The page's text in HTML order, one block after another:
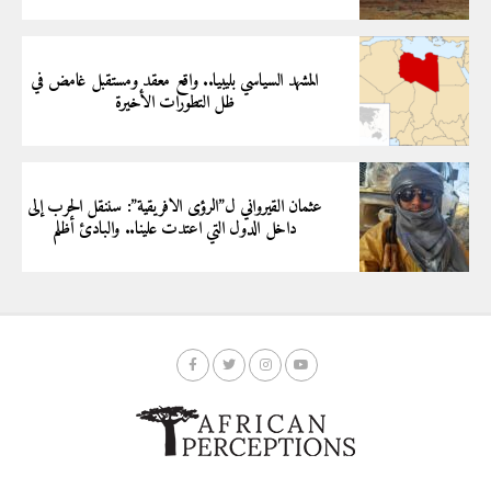
المشهد السياسي بليبيا.. واقع معقد ومستقبل غامض في
ظل التطورات الأخيرة
عثمان القيرواني ل”الرؤى الافريقية”: سننقل الحرب إلى
داخل الدول التي اعتدت علينا.. والبادئ أظلم